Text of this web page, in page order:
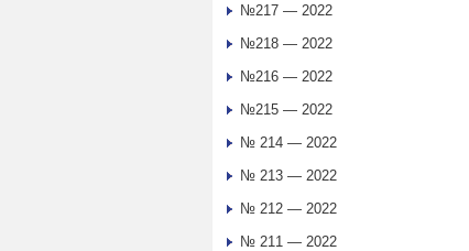
№217 — 2022
№218 — 2022
№216 — 2022
№215 — 2022
№ 214 — 2022
№ 213 — 2022
№ 212 — 2022
№ 211 — 2022